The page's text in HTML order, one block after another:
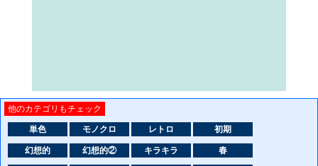
他のカテゴリもチェック
単色 モノクロ レトロ 初期
幻想的 幻想的② キラキラ 春